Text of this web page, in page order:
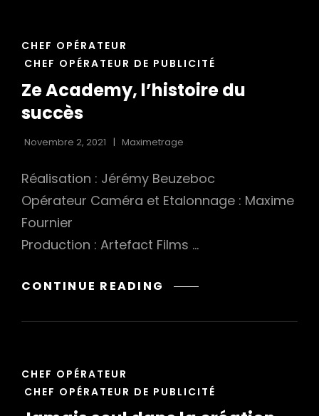
INSTITUTE
CAT
LINKS
CHEF OPÉRATEUR
CHEF OPÉRATEUR DE PUBLICITÉ
Ze Academy, l’histoire du
succès
Novembre 2, 2021 Maximetrage
Réalisation : Jérémy Beuzeboc
Opérateur Caméra et Etalonnage : Maxime
Fournier
Production : Artefact Films …
CONTINUE READING ZE
L’HISTOIRE
CAT
LINKS
CHEF OPÉRATEUR
CHEF OPÉRATEUR DE PUBLICITÉ